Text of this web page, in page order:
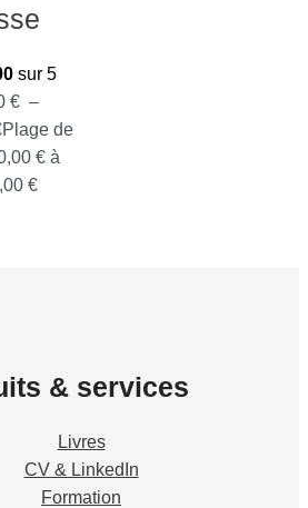
sur 5
€ –
Plage de
€ à
€
& services
Livres
CV & LinkedIn
Formation